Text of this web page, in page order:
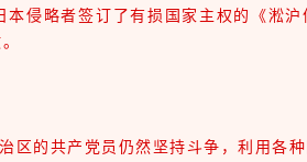
侵略者签订了有损国家主权的《淞
的共产党员仍然坚持斗争，利用各种